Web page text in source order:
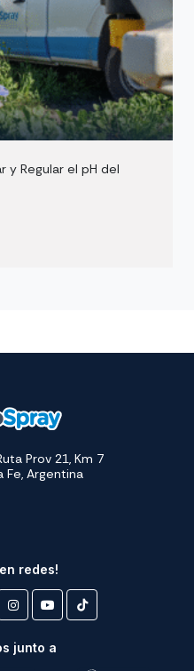
y Regular el pH del
Prov 21, Km 7
Fe, Argentina
redes!
junto a